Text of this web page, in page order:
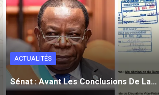
ACTUALITÉS
Sénat : Avant Les Conclusions De La…